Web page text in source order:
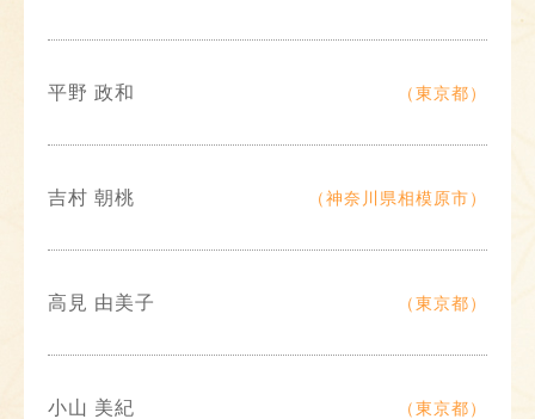
平野 政和 （東京都）
吉村 朝桃 （神奈川県相模原市）
高見 由美子 （東京都）
小山 美紀 （東京都）